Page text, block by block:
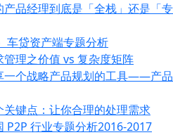
产品经理到底是「全栈」还是「专
车贷资产端专题分析
管理之价值 vs 复杂度矩阵
一个战略产品规划的工具——产品
关键点：让你合理的处理需求
P2P 行业专题分析2016-2017